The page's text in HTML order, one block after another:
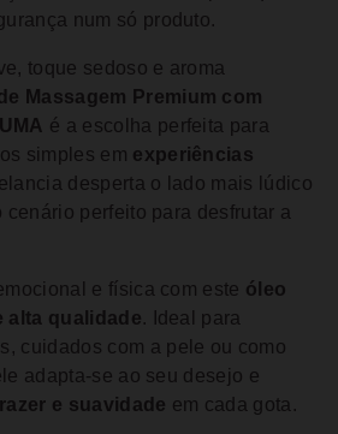
num só produto.
toque sedoso e aroma
Massagem Premium com
é a escolha perfeita para
simples em experiências
desperta o lado mais lúdico
perfeito para desfrutar a
e física com este óleo
alta qualidade. Ideal para
cuidados com a pele ou como
adapta-se ao seu desejo e
e suavidade em cada gota.